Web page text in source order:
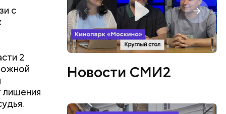
с
2
лишения
Эти
Новости СМИ2